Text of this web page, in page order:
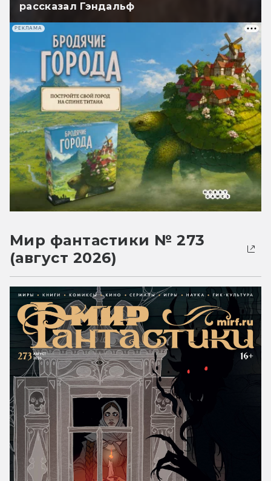
рассказал Гэндальф
РЕКЛАМА
Мир фантастики № 273
(август 2026)